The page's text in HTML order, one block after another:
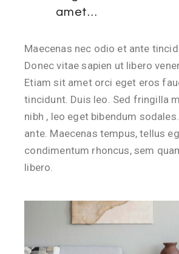
amet…
Maecenas nec odio et ante
Donec vitae sapien ut libero
Etiam sit amet orci eget eros
tincidunt. Duis leo. Sed fringilla
nibh , leo eget bibendum
ante. Maecenas tempus, tellus
condimentum rhoncus, sem
libero.